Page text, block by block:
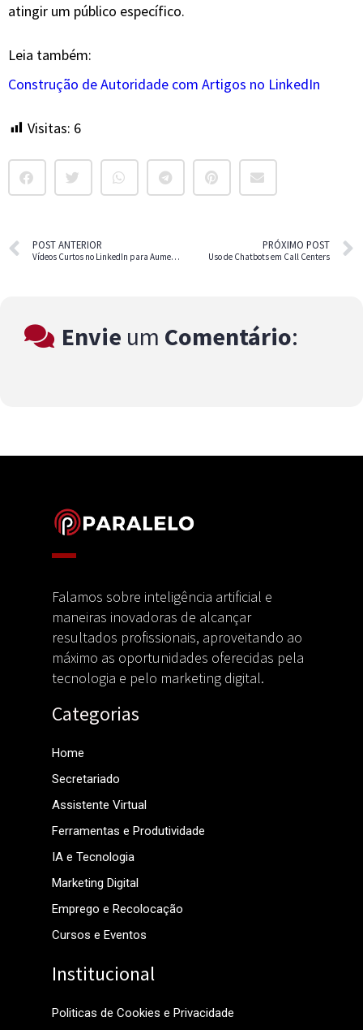
atingir um público específico.
Leia também:
Construção de Autoridade com Artigos no LinkedIn
Visitas: 6
POST ANTERIOR
Vídeos Curtos no LinkedIn para Aumentar o Engajamento
PRÓXIMO POST
Uso de Chatbots em Call Centers
Envie um Comentário:
Falamos sobre inteligência artificial e
maneiras inovadoras de alcançar
resultados profissionais, aproveitando ao
máximo as oportunidades oferecidas pela
tecnologia e pelo marketing digital.
Categorias
Home
Secretariado
Assistente Virtual
Ferramentas e Produtividade
IA e Tecnologia
Marketing Digital
Emprego e Recolocação
Cursos e Eventos
Institucional
Politicas de Cookies e Privacidade